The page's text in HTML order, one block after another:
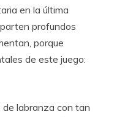
en la última
profundos
porque
de este juego:
labranza con tan